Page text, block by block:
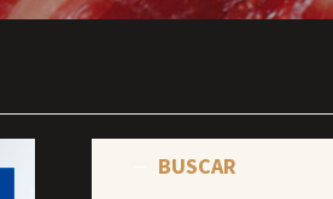
BUSCAR